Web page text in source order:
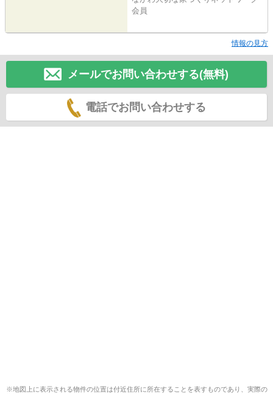
会員
情報の見方
メールでお問い合わせする(無料)
電話でお問い合わせする
※地図上に表示される物件の位置は付近住所に所在することを表すものであり、実際の